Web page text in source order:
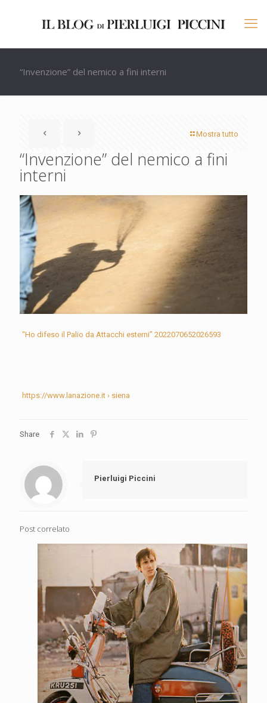
“Invenzione” del nemico a fini interni
Mostra tutto
“Invenzione” del nemico a fini
interni
“Ho difeso il Palio da Attacchi esterni” 2022070652026593
https://www.lanazione.it › siena
Share
Pierluigi Piccini
Post correlato